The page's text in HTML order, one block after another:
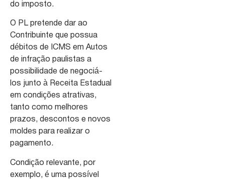
do imposto.
O PL pretende dar ao
Contribuinte que possua
débitos de ICMS em Autos
de infração paulistas a
possibilidade de negociá-
los junto à Receita Estadual
em condições atrativas,
tanto como melhores
prazos, descontos e novos
moldes para realizar o
pagamento.
Condição relevante, por
exemplo, é uma possível